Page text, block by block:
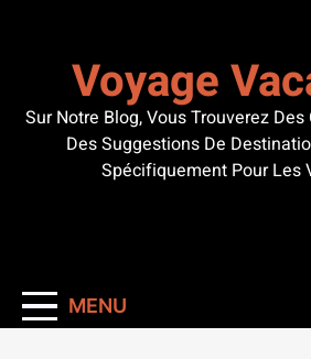
Voyage
Sur Notre Blog, Vous Trouverez
Des Suggestions De
Spécifiquement Pour Les
MENU